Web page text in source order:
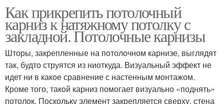
Как прикрепить потолочный
карниз к натяжному потолку с
закладной. Потолочные карнизы
Шторы, закрепленные на потолочном карнизе, выглядят
так, будто струятся из ниоткуда. Визуальный эффект не
идет ни в какое сравнение с настенным монтажом.
Кроме того, такой карниз помогает визуально «поднять»
потолок. Поскольку элемент закрепляется сверху, стена